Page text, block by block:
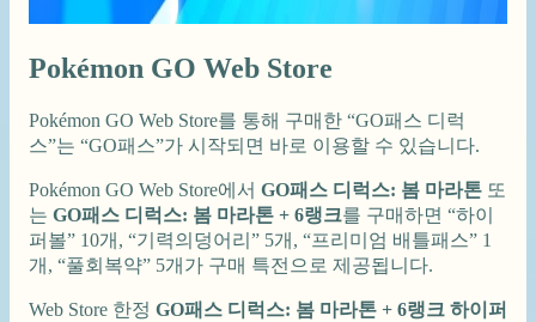
Pokémon GO Web Store
Pokémon GO Web Store를 통해 구매한 “GO패스 디럭
스”는 “GO패스”가 시작되면 바로 이용할 수 있습니다.
Pokémon GO Web Store에서 GO패스 디럭스: 봄 마라톤 또
는 GO패스 디럭스: 봄 마라톤 + 6랭크를 구매하면 “하이
퍼볼” 10개, “기력의덩어리” 5개, “프리미엄 배틀패스” 1
개, “풀회복약” 5개가 구매 특전으로 제공됩니다.
Web Store 한정 GO패스 디럭스: 봄 마라톤 + 6랭크 하이퍼